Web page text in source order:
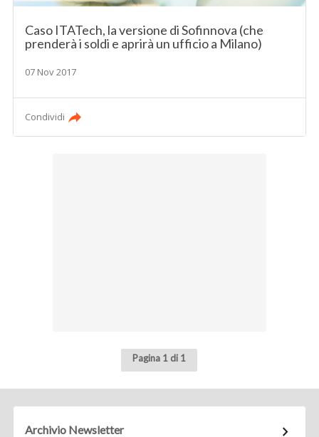
Caso ITATech, la versione di Sofinnova (che
prenderà i soldi e aprirà un ufficio a Milano)
07 Nov 2017
Condividi
Pagina 1 di 1
Archivio Newsletter